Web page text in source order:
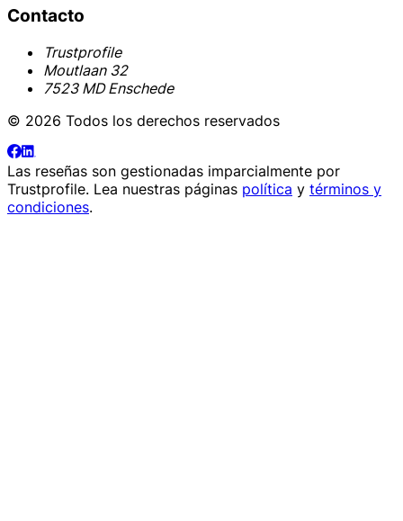
Contacto
Trustprofile
Moutlaan 32
7523 MD Enschede
© 2026 Todos los derechos reservados
Las reseñas son gestionadas imparcialmente por
Trustprofile. Lea nuestras páginas política y términos y
condiciones.